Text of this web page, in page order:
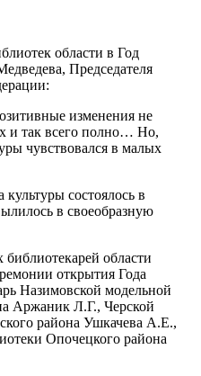
области в Год
Председателя
изменения не
и так всего полно… Но,
чувствовался в малых
состоялось в
в своеобразную
библиотекарей области
открытия Года
Назимовской модельной
Аржаник Л.Г., Черской
района Ушкачева А.Е.,
Опочецкого района